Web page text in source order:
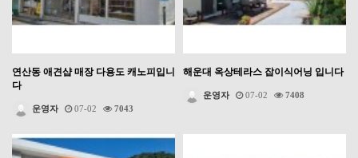
연산동 애견샵 매장 다용도 캐노피입니
다
운영자 07-02 7043
해운대 옥상테라스 잡이식어닝 입니다
운영자 07-02 7408